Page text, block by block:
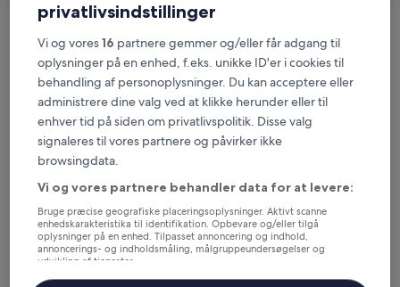
Muligheder for gratis afbestilling, hvis dine
planer ændrer sig
Optjen fordele for hver overnatning
Spar flere penge med medlemspriser
Tjek priser for disse datoer
I aften
I morgen
privatlivsindstillinger
Vi og vores16 partnere gemmer og/eller får adgang til
oplysninger på en enhed, f.eks. unikke ID'er i cookies til
behandling af personoplysninger. Du kan acceptere eller
administrere dine valg ved at klikke herunder eller til
enhver tid på siden om privatlivspolitik. Disse valg
signaleres til vores partnere og påvirker ikke
browsingdata.
Vi og vores partnere behandler data for at levere:
Bruge præcise geografiske placeringsoplysninger. Aktivt scanne
enhedskarakteristika til identifikation. Opbevare og/eller tilgå
oplysninger på en enhed. Tilpasset annoncering og indhold,
annoncerings- og indholdsmåling, målgruppeundersøgelser og
udvikling af tjenester.
Liste over partnere (leverandører)